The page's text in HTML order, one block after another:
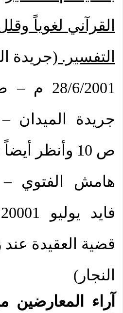
القرآني لغوياً
التفسير. (جريدة
ص 10 وأنظر أيضاً عامود
هامش الفتوي
قضية العقيدة
النجار)
آراء المعارضين